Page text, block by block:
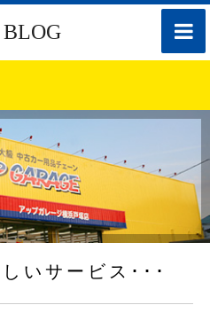
toggle
BLOG
いサービス･･･